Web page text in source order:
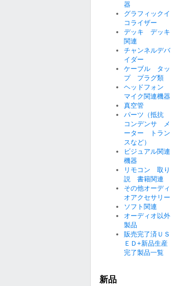
器
グラフィックイ
コライザー
デッキ デッキ
関連
チャンネルデバ
イダー
ケーブル タッ
プ プラグ類
ヘッドフォン
マイク関連機器
真空管
パーツ（抵抗
コンデンサ メ
ーター トラン
スなど）
ビジュアル関連
機器
リモコン 取り
説 書籍関連
その他オーディ
オアクセサリー
ソフト関連
オーディオ以外
製品
販売完了済ＵＳ
ＥＤ+新品生産
完了製品一覧
新品